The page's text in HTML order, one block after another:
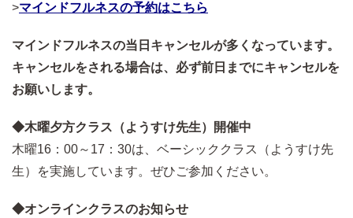
>マインドフルネスの予約はこちら
マインドフルネスの当日キャンセルが多くなっています。
キャンセルをされる場合は、必ず前日までにキャンセルを
お願いします。
◆木曜夕方クラス（ようすけ先生）開催中
木曜16：00～17：30は、ベーシッククラス（ようすけ先
生）を実施しています。ぜひご参加ください。
◆オンラインクラスのお知らせ